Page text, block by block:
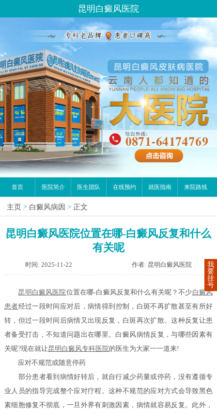
昆明白癜风医院
首页 医院简介 医生团队 在线预约 就医指南 来院路线
主页 > 白癜风病因 > 正文
昆明白癜风医院位置在哪-白癜风反复和什么
有关呢
时间: 2025-11-22 作者: 昆明白癜风医院
昆明白癜风医院位置在哪-白癜风反复和什么有关呢？不少白癜风
患者经过一段时间应对后，病情得到控制，白斑不再扩散甚至有所好
转，但过一段时间后病情又出现反复，白斑再次扩散。这种反复让患
者备受打击，不知道问题出在哪里。白癜风病情反复，与哪些因素有
关呢?现在就让昆明白癜风专科医院的医生为大家一一道来!
应对不规范或随意停药
部分患者看到病情好转后，就自行减少药量或停药，没有遵循专
业人员的指导完成整个应对疗程。这种不规范的应对方式会导致黑色
素细胞修复不彻底，一旦外界有刺激因素，病情就容易反复。此外，
我
要
挂
号